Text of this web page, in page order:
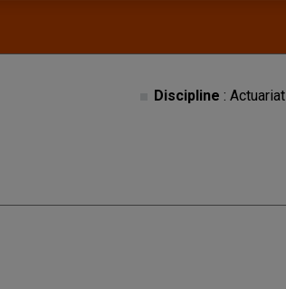
Discipline : Actuariat